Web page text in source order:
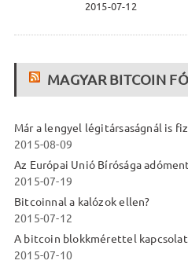
2015-07-12
MAGYAR BITCOIN
Már a lengyel légitársaságnál is
2015-08-09
Az Európai Unió Bírósága
2015-07-19
Bitcoinnal a kalózok ellen?
2015-07-12
A bitcoin blokkmérettel
2015-07-10